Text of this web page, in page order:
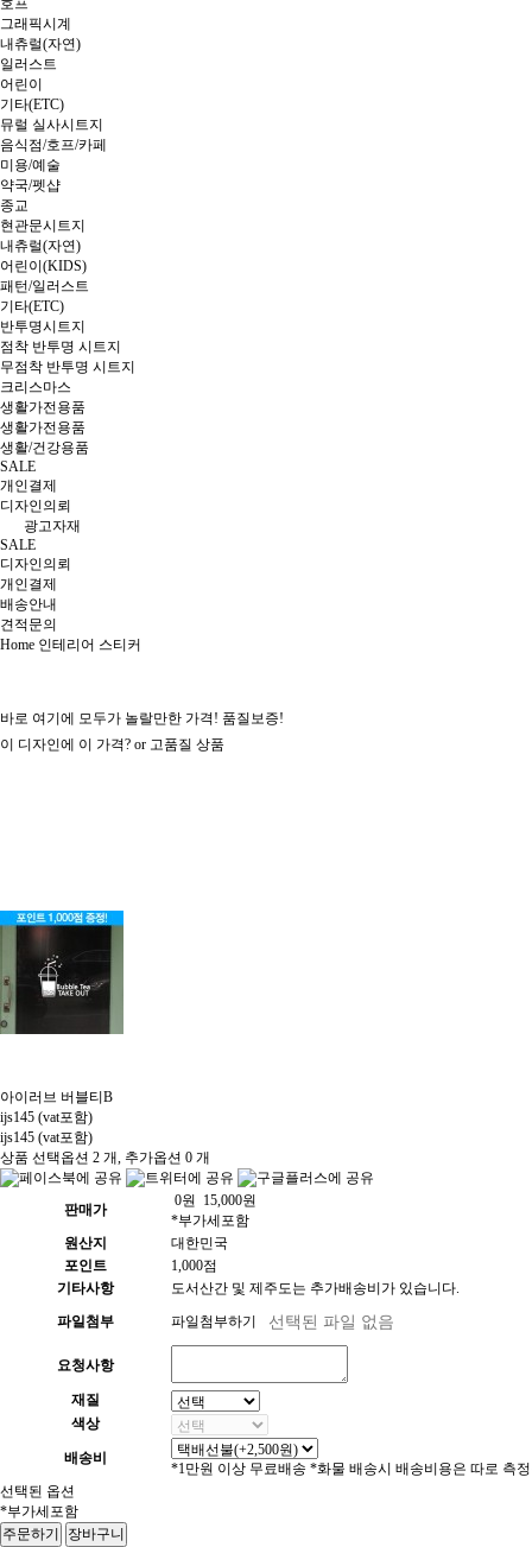
그래픽시계
내츄럴(자연)
일러스트
어린이
기타(ETC)
뮤럴 실사시트지
음식점/호프/카페
미용/예술
약국/펫샵
종교
현관문시트지
내츄럴(자연)
어린이(KIDS)
패턴/일러스트
기타(ETC)
반투명시트지
점착 반투명 시트지
무점착 반투명 시트지
크리스마스
생활가전용품
생활가전용품
생활/건강용품
SALE
개인결제
디자인의뢰
광고자재
SALE
디자인의뢰
개인결제
배송안내
견적문의
Home 인테리어 스티커
바로 여기에 모두가 놀랄만한 가격! 품질보증!
이 디자인에 이 가격? or 고품질 상품
아이러브 버블티B
ijs145 (vat포함)
ijs145 (vat포함)
상품 선택옵션 2 개, 추가옵션 0 개
판매가
0원 15,000원
*부가세포함
원산지
대한민국
포인트
1,000점
기타사항
도서산간 및 제주도는 추가배송비가 있습니다.
파일첨부
파일첨부하기
요청사항
재질
색상
배송비
*1만원 이상 무료배송 *화물 배송시 배송비용은 따로 측
선택된 옵션
*부가세포함